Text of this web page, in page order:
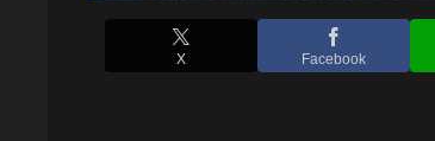
X Facebook